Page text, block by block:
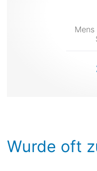
Wurde oft